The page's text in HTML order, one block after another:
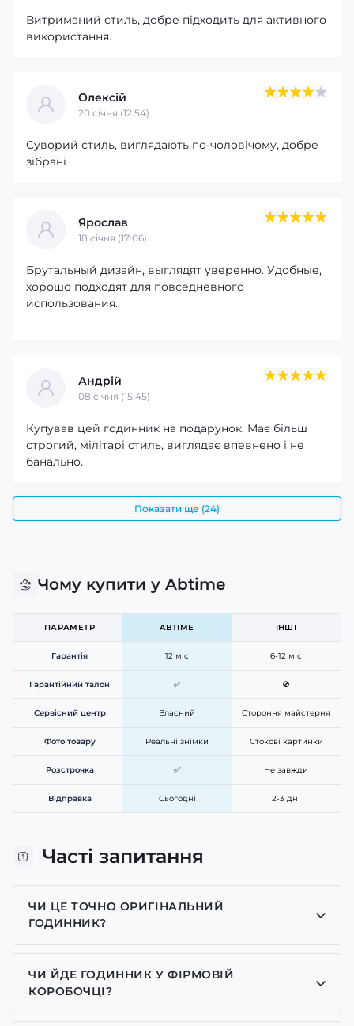
Витриманий стиль, добре підходить для активного
використання.
Олексій
20 cічня (12:54)
Суворий стиль, виглядають по-чоловічому, добре
зібрані
Ярослав
18 cічня (17:06)
Брутальный дизайн, выглядят уверенно. Удобные,
хорошо подходят для повседневного
использования.
Андрій
08 cічня (15:45)
Купував цей годинник на подарунок. Має більш
строгий, мілітарі стиль, виглядає впевнено і не
банально.
Показати ще (24)
Чому купити у Abtime
ПАРАМЕТР ABTIME ІНШІ
Гарантія 12 міс 6-12 міс
Гарантійний талон ✅ 🚫
Сервісний центр Власний Стороння майстерня
Фото товару Реальні знімки Стокові картинки
Розстрочка ✅ Не завжди
Відправка Сьогодні 2-3 дні
Часті запитання
ЧИ ЦЕ ТОЧНО ОРИГІНАЛЬНИЙ
ГОДИННИК?
Так, усі годинники у нас лише оригінальні, ми є
представником багатьох брендів.
ЧИ ЙДЕ ГОДИННИК У ФІРМОВІЙ
КОРОБОЧЦІ?
Для годинників бренду Casio, Pagani Design,